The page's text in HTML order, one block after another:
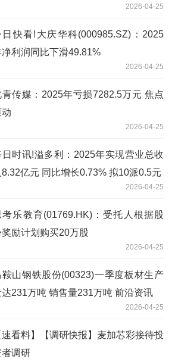
2026-04-25
日快看!大庆华科(000985.SZ)：2025
净利润同比下滑49.81%
2026-04-25
青传媒：2025年亏损7282.5万元 焦点
2026-04-25
日时讯!溢多利：2025年实现营业总收
8.32亿元 同比增长0.73% 拟10派0.5元
2026-04-25
考乐教育(01769.HK)：受托人根据股
奖励计划购买20万股
2026-04-25
鞍山钢铁股份(00323)一季度板材生产
达231万吨 销售量231万吨 前沿资讯
2026-04-25
速看料】【调研快报】麦加芯彩接待投
者调研